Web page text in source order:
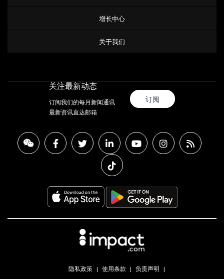
增长中心
关于我们
关注最新动态
订阅我们的每月新闻通讯
最新资讯直达邮箱
订阅
隐私政策 使用条款 负责声明